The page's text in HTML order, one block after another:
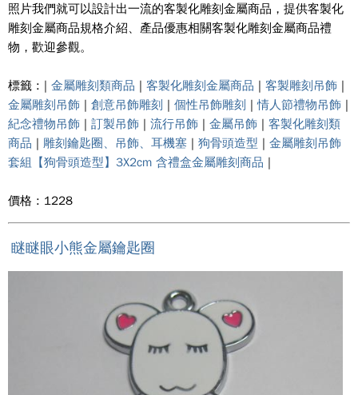
照片我們就可以設計出一流的客製化雕刻金屬商品，提供客製化
雕刻金屬商品規格介紹、產品優惠相關客製化雕刻金屬商品禮
物，歡迎參觀。
標籤 : | 金屬雕刻類商品 | 客製化雕刻金屬商品 | 客製雕刻吊飾 |
金屬雕刻吊飾 | 創意吊飾雕刻 | 個性吊飾雕刻 |情人節禮物吊飾 |
紀念禮物吊飾 | 訂製吊飾 | 流行吊飾 | 金屬吊飾 | 客製化雕刻類
商品 | 雕刻鑰匙圈、吊飾、耳機塞 | 狗骨頭造型 | 金屬雕刻吊飾
套組【狗骨頭造型】3X2cm 含禮盒金屬雕刻商品 |
價格 : 1228
瞇瞇眼小熊金屬鑰匙圈